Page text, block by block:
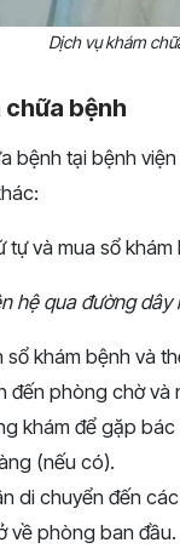
Dịch vụ khám
bệnh
bệnh tại bệnh
tự và mua sổ
hệ qua đường
sổ khám bệnh và
đến phòng chờ và
khám để gặp
(nếu có).
di chuyển đến
về phòng ban đầu.